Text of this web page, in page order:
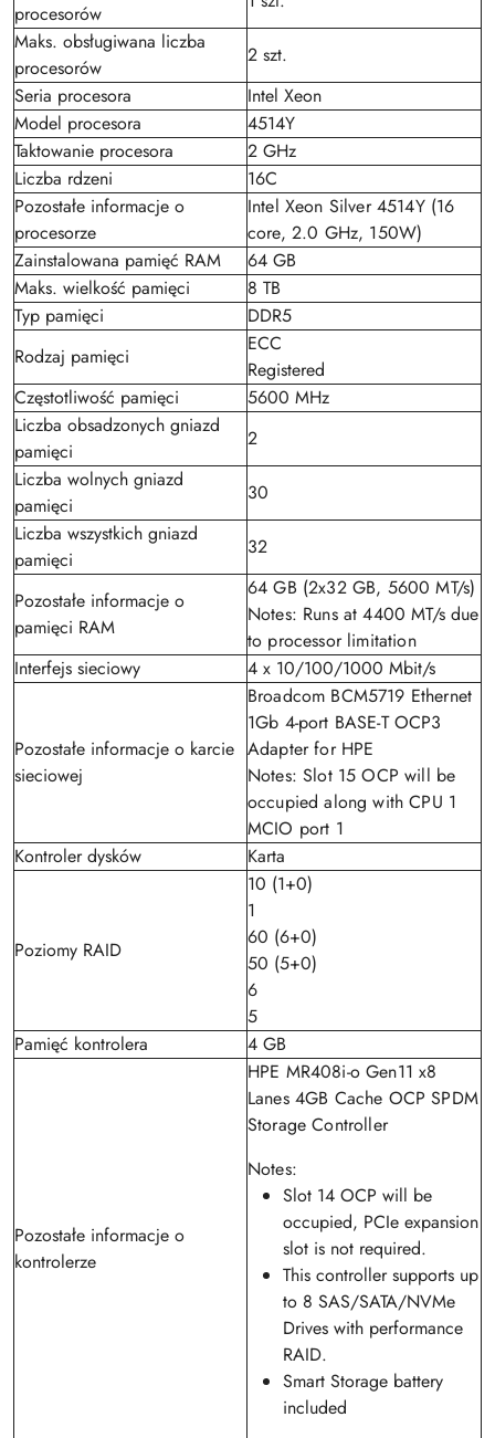
procesorów
Maks. obsługiwana liczba
procesorów
2 szt.
Seria procesora
Intel Xeon
Model procesora
4514Y
Taktowanie procesora
2 GHz
Liczba rdzeni
16C
Pozostałe informacje o
procesorze
Intel Xeon Silver 4514Y (16
core, 2.0 GHz, 150W)
Zainstalowana pamięć RAM
64 GB
Maks. wielkość pamięci
8 TB
Typ pamięci
DDR5
Rodzaj pamięci
ECC
Registered
Częstotliwość pamięci
5600 MHz
Liczba obsadzonych gniazd
pamięci
2
Liczba wolnych gniazd
pamięci
30
Liczba wszystkich gniazd
pamięci
32
Pozostałe informacje o
pamięci RAM
64 GB (2x32 GB, 5600 MT/s)
Notes: Runs at 4400 MT/s due
to processor limitation
Interfejs sieciowy
4 x 10/100/1000 Mbit/s
Pozostałe informacje o karcie
sieciowej
Broadcom BCM5719 Ethernet
1Gb 4-port BASE-T OCP3
Adapter for HPE
Notes: Slot 15 OCP will be
occupied along with CPU 1
MCIO port 1
Kontroler dysków
Karta
Poziomy RAID
10 (1+0)
1
60 (6+0)
50 (5+0)
6
5
Pamięć kontrolera
4 GB
Pozostałe informacje o
kontrolerze
HPE MR408i-o Gen11 x8
Lanes 4GB Cache OCP SPDM
Storage Controller
Notes:
Slot 14 OCP will be
occupied, PCIe expansion
slot is not required.
This controller supports up
to 8 SAS/SATA/NVMe
Drives with performance
RAID.
Smart Storage battery
included